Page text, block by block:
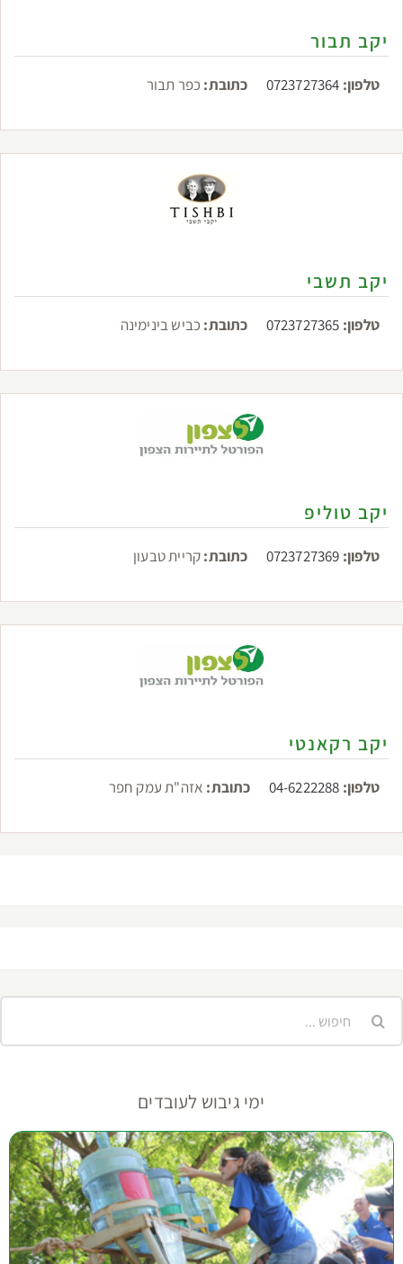
יקב תבור
טלפון: 0723727364 כתובת: כפר תבור
יקב תשבי
טלפון: 0723727365 כתובת: כביש בינימינה
יקב טוליפ
טלפון: 0723727369 כתובת:קריית טבעון
יקב רקאנטי
טלפון: 04-6222288 כתובת: אזה"ת עמק חפר
ימי גיבוש לעובדים